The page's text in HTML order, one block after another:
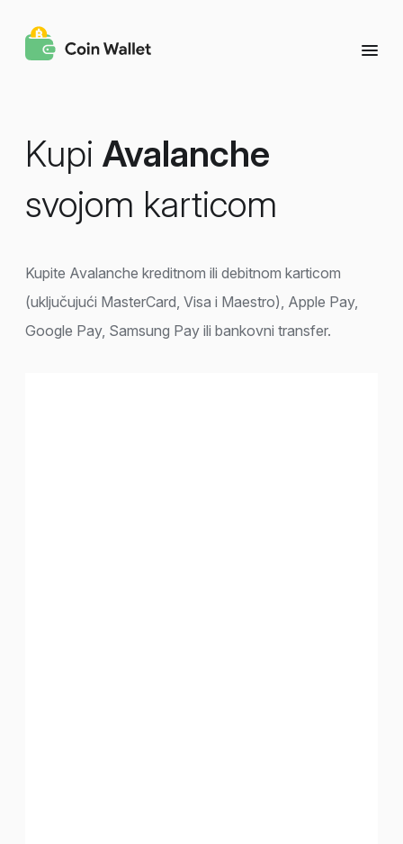
Kupi Avalanche
svojom karticom
Kupite Avalanche kreditnom ili debitnom karticom
(uključujući MasterCard, Visa i Maestro), Apple Pay,
Google Pay, Samsung Pay ili bankovni transfer.